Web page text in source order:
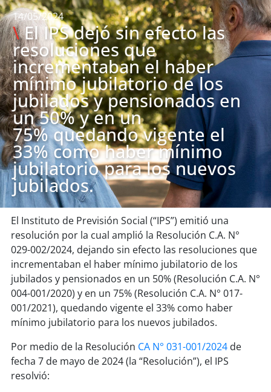
14/05/2024
\El IPS dejó sin efecto las
resoluciones que
incrementaban el haber
mínimo jubilatorio de los
jubilados y pensionados en
un 50% y en un
75% quedando vigente el
33% como haber mínimo
jubilatorio para los nuevos
jubilados.
El Instituto de Previsión Social (“IPS”) emitió una
resolución por la cual amplió la Resolución C.A. N°
029-002/2024, dejando sin efecto las resoluciones que
incrementaban el haber mínimo jubilatorio de los
jubilados y pensionados en un 50% (Resolución C.A. N°
004-001/2020) y en un 75% (Resolución C.A. N° 017-
001/2021), quedando vigente el 33% como haber
mínimo jubilatorio para los nuevos jubilados.
Por medio de la Resolución CA N° 031-001/2024de
fecha 7 de mayo de 2024 (la “Resolución”), el IPS
resolvió: